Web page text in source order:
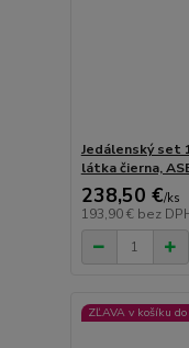
Jedálenský set
látka čierna,
238,50 €/ks
193,90 € bez
ZĽAVA v košíku